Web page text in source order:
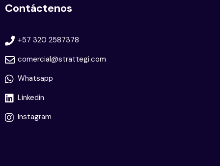
Contáctenos
+57 320 2587378
comercial@strattegi.com
Whatsapp
Linkedin
Instagram